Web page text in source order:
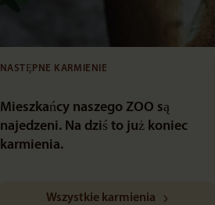
NASTĘPNE KARMIENIE
Mieszkańcy naszego ZOO są
najedzeni. Na dziś to już koniec
karmienia.
Wszystkie karmienia